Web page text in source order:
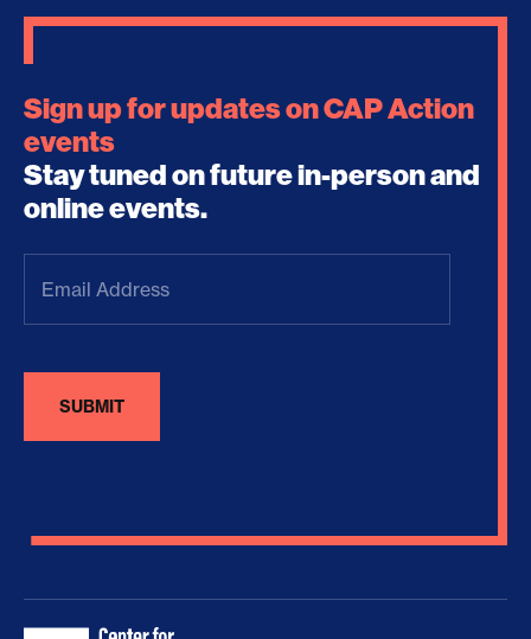
Sign up for updates on CAP Action
events
Stay tuned on future in-person and
online events.
Address(Required)